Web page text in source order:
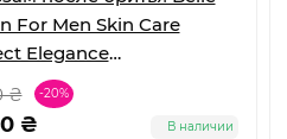
For Men Skin Care
Elegance
для сухой
200 мл
₴ -20%
₴ В наличии